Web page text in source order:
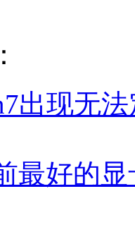
出现无
最好的